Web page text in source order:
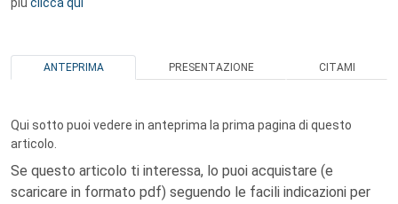
ANTEPRIMA PRESENTAZIONE CITAMI
Qui sotto puoi vedere in anteprima la prima pagina di questo
articolo.
Se questo articolo ti interessa, lo puoi acquistare (e
scaricare in formato pdf) seguendo le facili indicazioni per